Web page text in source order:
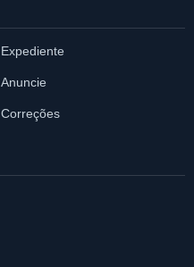
Expediente
Anuncie
Correções